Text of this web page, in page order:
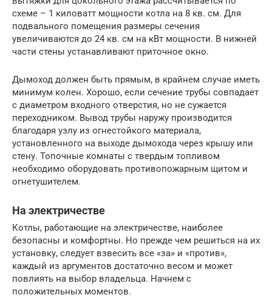
схеме – 1 киловатт мощности котла на 8 кв. см. Для
подвального помещения размеры сечения
увеличиваются до 24 кв. см на кВт мощности. В нижней
части стены устанавливают приточное окно.
Дымоход должен быть прямым, в крайнем случае иметь
минимум колен. Хорошо, если сечение трубы совпадает
с диаметром входного отверстия, но не сужается
переходником. Вывод трубы наружу производится
благодаря узлу из огнестойкого материала,
установленного на выходе дымохода через крышу или
стену. Топочные комнаты с твердым топливом
необходимо оборудовать противопожарным щитом и
огнетушителем.
На электричестве
Котлы, работающие на электричестве, наиболее
безопасны и комфортны. Но прежде чем решиться на их
установку, следует взвесить все «за» и «против»,
каждый из аргументов достаточно весом и может
повлиять на выбор владельца. Начнем с
положительных моментов.